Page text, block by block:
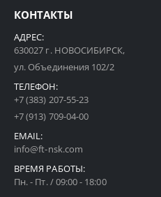
КОНТАКТЫ
АДРЕС:
630027 г. НОВОСИБИРСК,
ул. Объединения 102/2
ТЕЛЕФОН:
+7 (383) 207-55-23
+7 (913) 709-04-00
EMAIL:
info@ft-nsk.com
ВРЕМЯ РАБОТЫ:
Пн. - Пт. / 09:00 - 18:00